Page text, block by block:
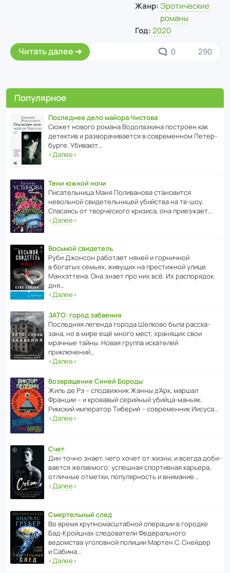
Жанр: Эротические
романы
Год: 2020
Читать далее 0 290
Популярное
Последнее дело майора Чистова
Сюжет нового романа Водо­ла­з­кина пост­роен как
дете­ктив и разво­ра­чи­ва­ется в совре­менном Пете­р­
бурге. Убивают…
‹Далее›
Тени южной ночи
Писа­тель­ница Маня Поли­ва­нова стано­вится
невольной свиде­тель­ницей убийства на тв-шоу.
Спасаясь от твор­че­с­кого кризиса, она приезжает…
‹Далее›
Восьмой свидетель
Руби Джонсон рабо­тает няней и горни­чной
в богатых семьях, живущих на прес­ти­жной улице
Манх­эт­тена. Она знает про них всё. Их распо­рядок
дня…
‹Далее›
ЗАТО: город забвения
После­дняя легенда города Шелково была расска­
зана, но в мире ещё много мест, хранящих свои
мрачные тайны. Новая группа иска­телей
приключений…
‹Далее›
Возвращение Синей Бороды
Жиль де Рэ – спод­ви­жник Жанны д’Арк, маршал
Франции – и кровавый серийный убийца-маньяк.
Римский импе­ратор Тиберий – совре­менник Иисуса…
‹Далее›
Счет
Дин точно знает, чего хочет от жизни, и всегда доби­
ва­ется жела­е­мого: успе­шная спор­ти­вная карьера,
отли­чные отметки, попу­ля­р­ность и внимание…
‹Далее›
Смертельный след
Во время круп­но­мас­ш­та­бной операции в городке
Бад‑Крой­цнах следо­ва­тели Феде­раль­ного
ведомства уголо­вной полиции Мартен С. Снейдер
и Сабина…
‹Далее›